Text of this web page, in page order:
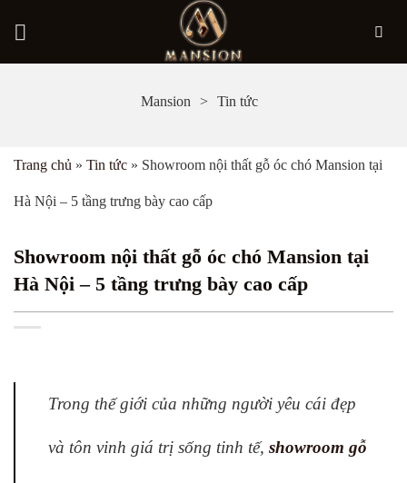
Mansion Tin tức
Trang chủ » Tin tức » Showroom nội thất gỗ óc chó Mansion tại
Hà Nội – 5 tầng trưng bày cao cấp
Showroom nội thất gỗ óc chó Mansion tại
Hà Nội – 5 tầng trưng bày cao cấp
Trong thế giới của những người yêu cái đẹp
và tôn vinh giá trị sống tinh tế, showroom gỗ